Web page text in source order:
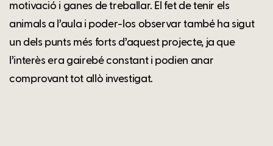
motivació i ganes de treballar. El fet de tenir els
animals a l’aula i poder-los observar també ha sigut
un dels punts més forts d’aquest projecte, ja que
l’interès era gairebé constant i podien anar
comprovant tot allò investigat.